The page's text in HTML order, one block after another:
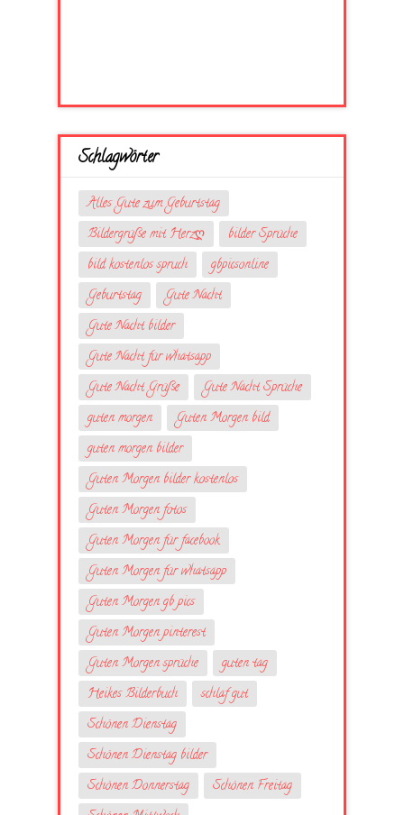
Schlagwörter
Alles Gute zum Geburtstag
Bildergrüße mit Herzღ
bilder Sprüche
bild kostenlos spruch
gbpicsonline
Geburtstag
Gute Nacht
Gute Nacht bilder
Gute Nacht für whatsapp
Gute Nacht Grüße
Gute Nacht Sprüche
guten morgen
Guten Morgen bild
guten morgen bilder
Guten Morgen bilder kostenlos
Guten Morgen fotos
Guten Morgen für facebook
Guten Morgen für whatsapp
Guten Morgen gb pics
Guten Morgen pinterest
Guten Morgen sprüche
guten tag
Heikes Bilderbuch
schlaf gut
Schönen Dienstag
Schönen Dienstag bilder
Schönen Donnerstag
Schönen Freitag